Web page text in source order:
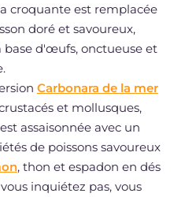
croquante est remplacée
doré et savoureux,
base d'œufs, onctueuse et
Carbonara de la mer
et mollusques,
assaisonnée avec un
de poissons savoureux
, thon et espadon en dés
inquiétez pas, vous